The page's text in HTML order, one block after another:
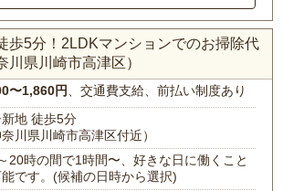
歩5分！2LDKマンションでのお掃除代
川県川崎市高津区）
〜1,860円 、交通費支給、前払い制度あり
新地 徒歩5分
奈川県川崎市高津区付近）
20時の間で1時間〜、好きな日に働くこと
です。(候補の日時から選択)